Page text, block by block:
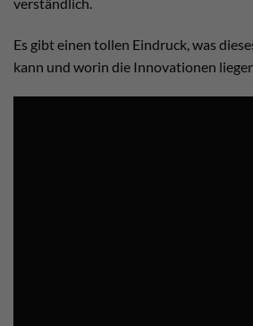
verständlich.
Es gibt einen tollen Eindruck, was
kann und worin die Innovationen